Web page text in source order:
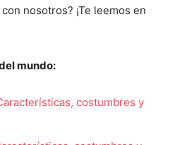
nosotros? ¡Te leemos en
mundo:
costumbres y